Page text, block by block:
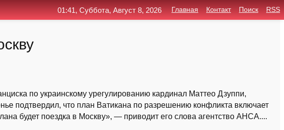
по украинскому урегулированию кардинал Маттео Дзуппи,
подтвердил, что план Ватикана по разрешению конфликта включает
будет поездка в Москву», — приводит его слова агентство АНСА....
01:41, Суббота, Август 8, 2026 Главная Контакт Поиск RSS